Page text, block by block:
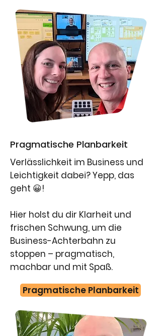
Pragmatische Planbarkeit
Verlässlichkeit im Business und
Leichtigkeit dabei? Yepp, das
geht 😀!
Hier holst du dir Klarheit und
frischen Schwung, um die
Business-Achterbahn zu
stoppen – pragmatisch,
machbar und mit Spaß.
​Pragmatische Planbarkeit